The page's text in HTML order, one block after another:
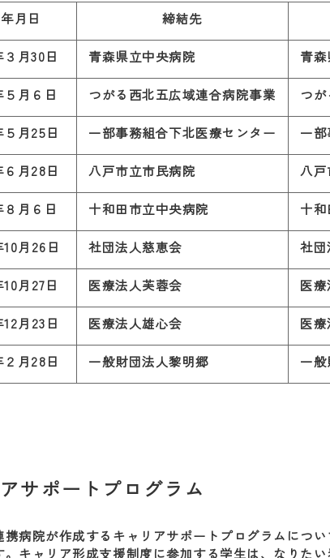
月日 締結先
月30日 青森県立中央病院 青
５月６日 つがる西北五広域連合病院事業 つ
月25日 一部事務組合下北医療センター 一
月28日 八戸市立市民病院 八
月６日 十和田市立中央病院 十
月26日 社団法人慈恵会 社
月27日 医療法人芙蓉会 医
月23日 医療法人雄心会 医
月28日 一般財団法人黎明郷 一
サポートプログラム
病院が作成するキャリアサポートプログラムにつ
。キャリア形成支援制度に参加する学生は、なりた